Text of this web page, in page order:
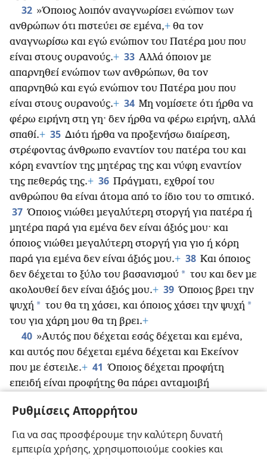
Ρυθμίσεις Απορρήτου
Για να σας προσφέρουμε την καλύτερη δυνατή
εμπειρία χρήσης, χρησιμοποιούμε cookies και
32 »Όποιος λοιπόν αναγνωρίσει ενώπιον των
ανθρώπων ότι πιστεύει σε εμένα,+ θα τον
αναγνωρίσω και εγώ ενώπιον του Πατέρα μου που
είναι στους ουρανούς.+ 33 Αλλά όποιον με
απαρνηθεί ενώπιον των ανθρώπων, θα τον
απαρνηθώ και εγώ ενώπιον του Πατέρα μου που
είναι στους ουρανούς.+ 34 Μη νομίσετε ότι ήρθα να
φέρω ειρήνη στη γη· δεν ήρθα να φέρω ειρήνη, αλλά
σπαθί.+ 35 Διότι ήρθα να προξενήσω διαίρεση,
στρέφοντας άνθρωπο εναντίον του πατέρα του και
κόρη εναντίον της μητέρας της και νύφη εναντίον
της πεθεράς της.+ 36 Πράγματι, εχθροί του
ανθρώπου θα είναι άτομα από το ίδιο του το σπιτικό.
37 Όποιος νιώθει μεγαλύτερη στοργή για πατέρα ή
μητέρα παρά για εμένα δεν είναι άξιός μου· και
όποιος νιώθει μεγαλύτερη στοργή για γιο ή κόρη
παρά για εμένα δεν είναι άξιός μου.+ 38 Και όποιος
δεν δέχεται το ξύλο του βασανισμού * του και δεν με
ακολουθεί δεν είναι άξιός μου.+ 39 Όποιος βρει την
ψυχή * του θα τη χάσει, και όποιος χάσει την ψυχή *
του για χάρη μου θα τη βρει.+
40 »Αυτός που δέχεται εσάς δέχεται και εμένα,
και αυτός που δέχεται εμένα δέχεται και Εκείνον
που με έστειλε.+ 41 Όποιος δέχεται προφήτη
επειδή είναι προφήτης θα πάρει ανταμοιβή
δίκαιος θα πάρει ανταμοιβή δικαίου.
δώσει σε έναν από αυτούς τους μικρούς απλώς και
μόνο ένα ποτήρι κρύο νερό επειδή είναι μαθητής,